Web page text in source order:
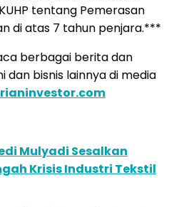
tentang Pemerasan
di atas 7 tahun penjara.***
berbagai berita dan
bisnis lainnya di media
Mulyadi Sesalkan
Krisis Industri Tekstil